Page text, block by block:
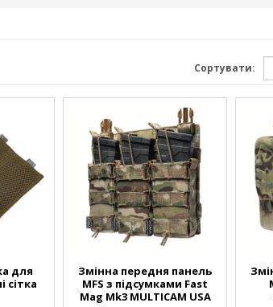
Сортувати:
для
сітка
Змінна передня панель
MFS з підсумками Fast
Mag Mk3 MULTICAM USA